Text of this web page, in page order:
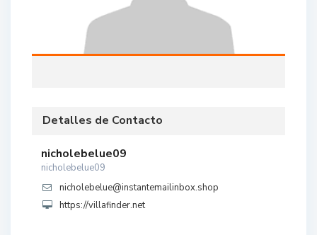
Detalles de Contacto
nicholebelue09
nicholebelue09
nicholebelue@instantemailinbox.shop
https://villafinder.net